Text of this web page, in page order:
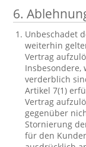
6.
Unbeschadet
weiterhin
Vertrag
Insbesondere,
verderblich
Artikel 7(1)
Vertrag
gegenüber
Stornierung
für den